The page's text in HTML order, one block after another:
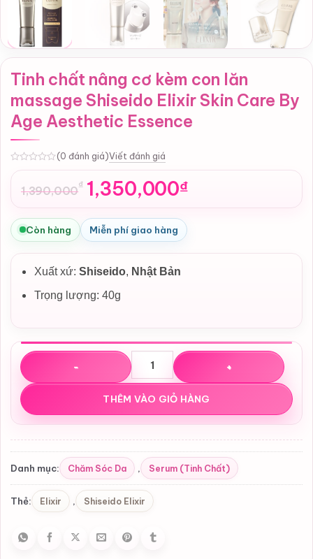
Tinh chất nâng cơ kèm con lăn
massage Shiseido Elixir Skin Care By
Age Aesthetic Essence
(0 đánh giá)Viết đánh giá
1,390,000₫
Giá
gốc
là:
1,390,000₫.
1,350,000₫
Giá
hiện
tại
là:
1,350,000₫.
Còn hàng Miễn phí giao hàng
Xuất xứ: Shiseido, Nhật Bản
Trọng lượng: 40g
Tinh chất nâng cơ kèm con lăn massage Shiseido Elixir
THÊM VÀO GIỎ HÀNG
Danh mục: Chăm Sóc Da , Serum (Tinh Chất)
Thẻ: Elixir , Shiseido Elixir